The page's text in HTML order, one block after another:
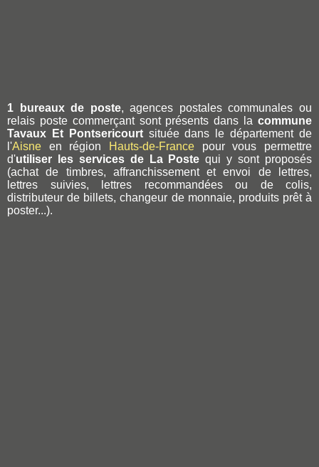
1 bureaux de poste, agences postales communales ou
relais poste commerçant sont présents dans la commune
Tavaux Et Pontsericourtsituée dans le département de
l'Aisne en région Hauts-de-France pour vous permettre
d'utiliser les services de La Poste qui y sont proposés
(achat de timbres, affranchissement et envoi de lettres,
lettres suivies, lettres recommandées ou de colis,
distributeur de billets, changeur de monnaie, produits prêt à
poster...).